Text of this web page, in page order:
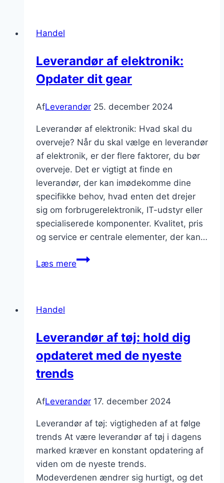
hjem
Handel
Leverandør af elektronik:
Opdater dit gear
AfLeverandør 25. december 2024
Leverandør af elektronik: Hvad skal du
overveje? Når du skal vælge en leverandør
af elektronik, er der flere faktorer, du bør
overveje. Det er vigtigt at finde en
leverandør, der kan imødekomme dine
specifikke behov, hvad enten det drejer
sig om forbrugerelektronik, IT-udstyr eller
specialiserede komponenter. Kvalitet, pris
og service er centrale elementer, der kan…
Læs mereLeverandør
Handel
Leverandør af tøj: hold dig
opdateret med de nyeste
trends
AfLeverandør 17. december 2024
Leverandør af tøj: vigtigheden af at følge
trends At være leverandør af tøj i dagens
marked kræver en konstant opdatering af
viden om de nyeste trends.
Modeverdenen ændrer sig hurtigt, og det